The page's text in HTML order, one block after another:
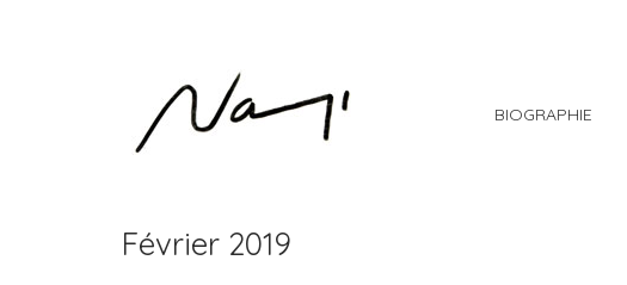
BIOGRAPHIE
Février 2019